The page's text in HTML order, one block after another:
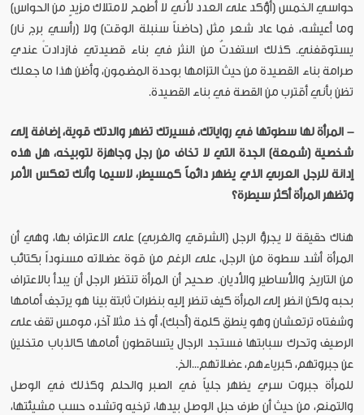
حواسي الخمس (أؤكد على العدد لأني لا أطمح لامتلاك مزيدٍ من الحواس)
وما أعيشه، فما عاد شعر مثل (حاضناً سنبلة الوقت) ولا (رأسي برج نار)
يستوقفني. كذلك استفدتُ من النثر في بناء قصيدتي فازدادتْ عندي
صرامة بناء القصيدة من حيث التزامها بوحدة المضمون، وأظن هذا ما جعلك
تظن بأني أقترب من القصة في بناء القصيدة.
- المرأة لها سطوتها في رواياتك، فسيرتك تظهر والدتك قوية، إضافة إلى
شخصية (شمعة) الجدة التي لا تخاف من رجل وجاهزة لتوبيخه، هل هذه
إدانة للرجل العربي الذي يظهر دائماً كمسيطر، لاسيما وأنك تعكس الأمر
وتظهر المرأة أكثر سيطرة؟
هناك حقيقة لا يجرؤ الرجل (الشرقي والغربي) على الاعتراف بها، وهي أن
المرأة أشد سطوة من الرجل، على الرغم من قوة عضلاته مسنوداً بكتائب
من التاريخ والأساطير والأديان. صحيح أن المرأة تنتظر الرجل أن يبدأ بالاعتراف
بحبه ولكن انظر إلى المرأة كيف تنظر إليه بنظرات ثابتة بينا هو يرتجف أمامها
وشفتاه ترتعشان وهو ينطق كلمة (أحبك)، أو خذ مثلا آخر، مومس تقف على
الرصيف وتحرك سبابتها فستجد الرجال يتساقطون أمامها كالذباب متخلين
عن جبروتهم، كبرياءهم، عضلاتهم...الخ.
للمرأة جبروت سري يظهر جلياً في الصبر والحلم وكذلك في الوصل
والتمنع، من حيث أن طرف حبل الوصل بيدها، ترخيه وتشده حسب مشيئتها،